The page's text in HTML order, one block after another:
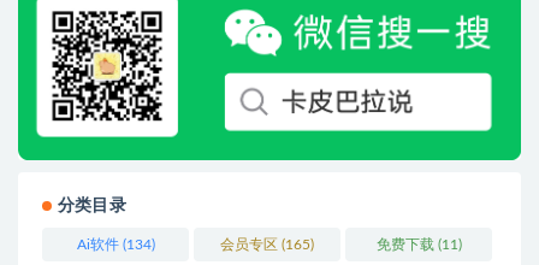
分类目录
Ai软件(134) 会员专区 (165) 免费下载 (11)